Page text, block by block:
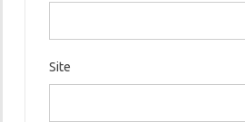
Site